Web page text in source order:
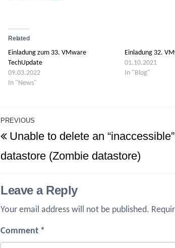
Related
Einladung zum 33. VMware
TechUpdate
09.03.2022
In "News"
Einladung 32.
01.10.2021
In "Blog"
Post
navigation
Previous
Post
PREVIOUS
Unable to delete an “inaccessible”
datastore (Zombie datastore)
Leave a Reply
Your email address will not be published.
Comment *